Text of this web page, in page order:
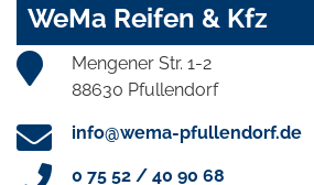
WeMa Reifen & Kfz
Mengener Str. 1-2
88630 Pfullendorf
info@wema-pfullendorf.de
0 75 52 / 40 90 68